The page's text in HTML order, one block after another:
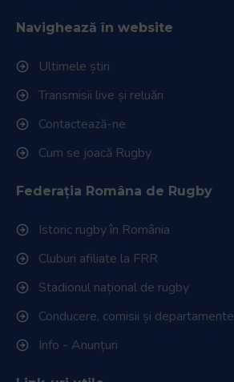
Navighează în website
Ultimele știri
Transmisii live și reluări
Contactează-ne
Cum se joacă Rugby
Federația Româna de Rugby
Istoric rugby în România
Cluburi afiliate la FRR
Stadionul național de rugby
Conducere, comisii și departamente
Info - Anunțuri